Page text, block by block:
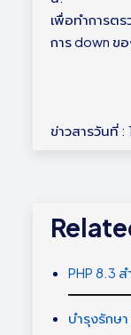
เพื่อทำการต
การ down ข
ข่าวสารวันที่
PHP 8.3
บำรุงรักษ